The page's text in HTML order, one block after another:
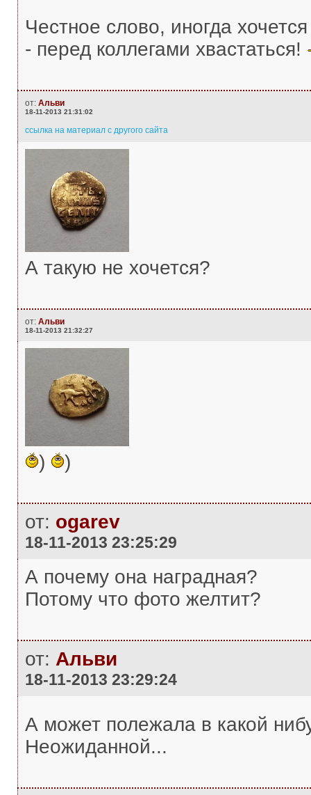
Честное слово, иногда
- перед коллегами хвастаться!
от: Альви
18-11-2013 21:31:02
ссылка на материал с другого сайта
А такую не хочется?
от: Альви
18-11-2013 21:32:27
) )
от: ogarev
18-11-2013 23:25:29
А почему она наградная?
Потому что фото желтит?
от: Альви
18-11-2013 23:29:24
А может полежала в какой
Неожиданной...